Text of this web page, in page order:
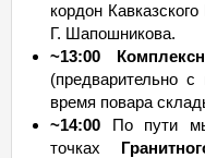
кордон
Г. Шапошникова.
~13:00
(предварительно
время повара
~14:00 По пути
точках